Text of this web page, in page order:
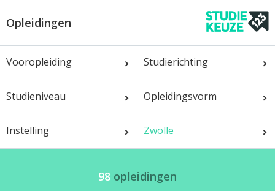
Opleidingen
Vooropleiding Studierichting
Studieniveau Opleidingsvorm
Instelling Zwolle
98 opleidingen